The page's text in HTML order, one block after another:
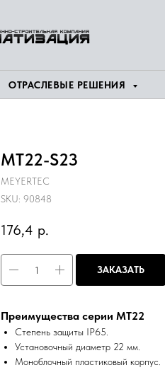
ОТРАСЛЕВЫЕ РЕШЕНИЯ
MT22-S23
MEYERTEC
SKU: 90848
176,4 р.
ЗАКАЗАТЬ
Преимущества серии MT22
Степень защиты IP65.
Установочный диаметр 22 мм.
Моноблочный пластиковый корпус.